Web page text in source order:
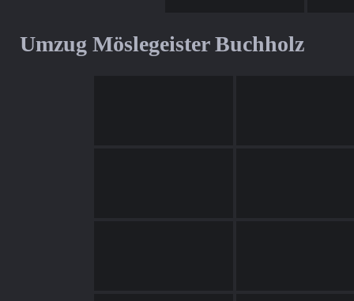
Umzug Möslegeister Buchholz